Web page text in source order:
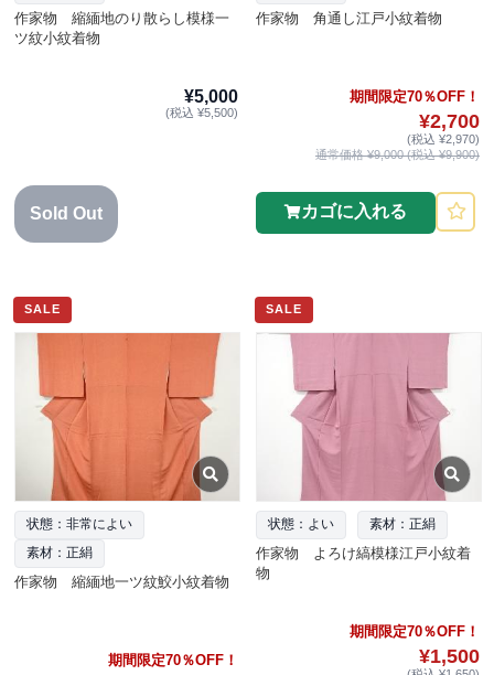
作家物 縮緬地のり散らし模様一
ツ紋小紋着物
¥5,000
(税込 ¥5,500)
Sold Out
作家物 角通し江戸小紋着物
期間限定70％OFF！
¥2,700
(税込 ¥2,970)
通常価格 ¥9,000 (税込 ¥9,900)
カゴに入れる
SALE
状態：非常によい
素材：正絹
作家物 縮緬地一ツ紋鮫小紋着物
期間限定70％OFF！
SALE
状態：よい 素材：正絹
作家物 よろけ縞模様江戸小紋着
物
期間限定70％OFF！
¥1,500